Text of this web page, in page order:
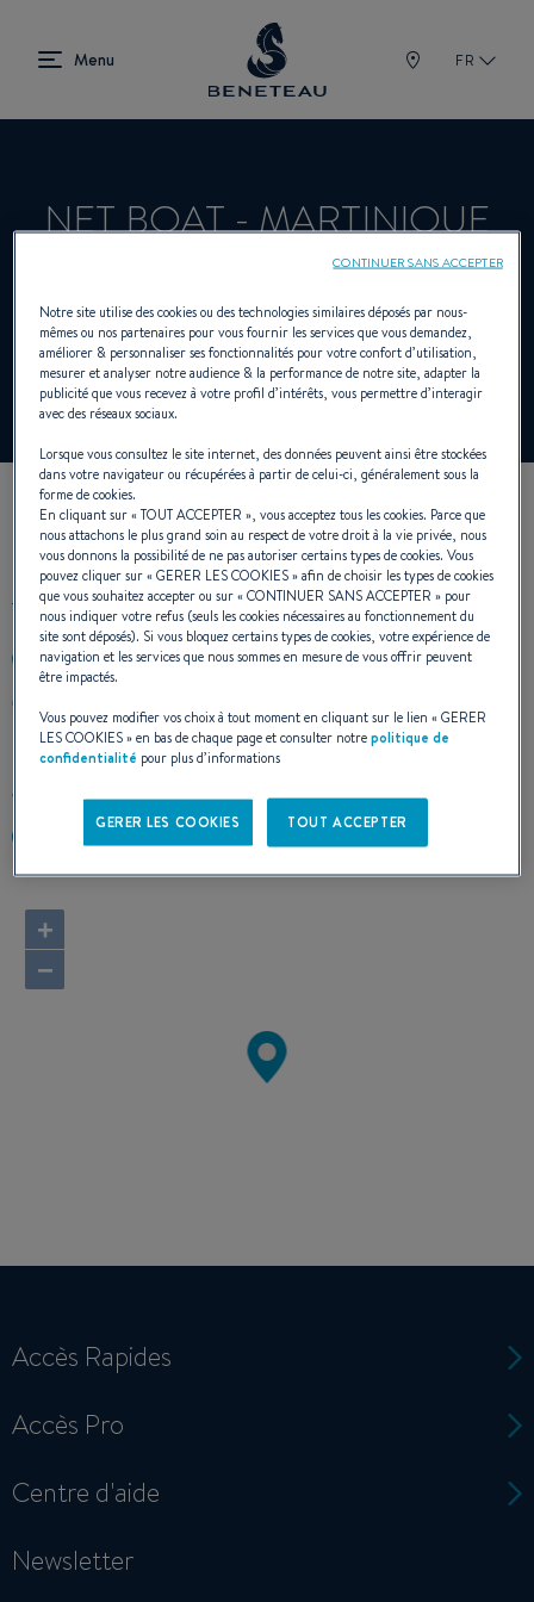
FR
NET BOAT - MARTINIQUE
Concessionnaire Voiliers, First pour
BENETEAU
NOS COORDONNÉES
+596696225893
CAP FERRE - CHAMFLEURY LOT 3
97227 STE ANNE
Martinique
Calculer l'itinéraire
+
−
Accès Rapides
Accès Pro
Centre d'aide
Newsletter
Notre site utilise des cookies ou des technologies similaires déposés par nous-
mêmes ou nos partenaires pour vous fournir les services que vous demandez,
améliorer & personnaliser ses fonctionnalités pour votre confort d’utilisation,
mesurer et analyser notre audience & la performance de notre site, adapter la
publicité que vous recevez à votre profil d’intérêts, vous permettre d’interagir
avec des réseaux sociaux.
Lorsque vous consultez le site internet, des données peuvent ainsi être stockées
dans votre navigateur ou récupérées à partir de celui-ci, généralement sous la
forme de cookies.
En cliquant sur «TOUT ACCEPTER », vous acceptez tous les cookies. Parce que
nous attachons le plus grand soin au respect de votre droit à la vie privée, nous
vous donnons la possibilité de ne pas autoriser certains types de cookies. Vous
pouvez cliquer sur «GERER LES COOKIES» afin de choisir les types de cookies
que vous souhaitez accepter ou sur «CONTINUER SANS ACCEPTER » pour
nous indiquer votre refus (seuls les cookies nécessaires au fonctionnement du
site sont déposés). Si vous bloquez certains types de cookies, votre expérience de
navigation et les services que nous sommes en mesure de vous offrir peuvent
être impactés.
Vous pouvez modifier vos choix à tout moment en cliquant sur le lien «GERER
LES COOKIES» en bas de chaque page et consulter notrepolitique de
confidentialité pour plus d’informations
GERER LES COOKIES TOUT ACCEPTER
CONTINUER SANS ACCEPTER